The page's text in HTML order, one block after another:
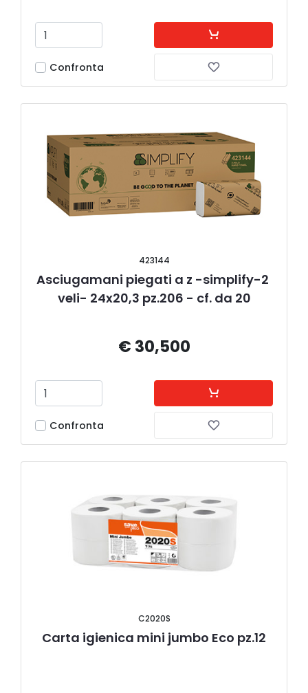
Confronta
423144
Asciugamani piegati a z -simplify-2
veli- 24x20,3 pz.206 - cf. da 20
€ 30,500
Confronta
C2020S
Carta igienica mini jumbo Eco pz.12